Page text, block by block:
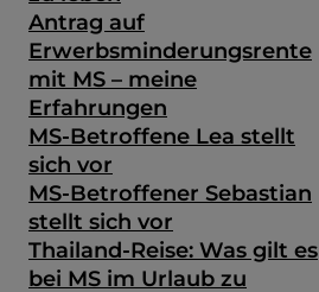
Antrag auf
Erwerbsminderungsrente
mit MS – meine
Erfahrungen
MS-Betroffene Lea stellt
sich vor
MS-Betroffener Sebastian
stellt sich vor
Thailand-Reise: Was gilt es
bei MS im Urlaub zu